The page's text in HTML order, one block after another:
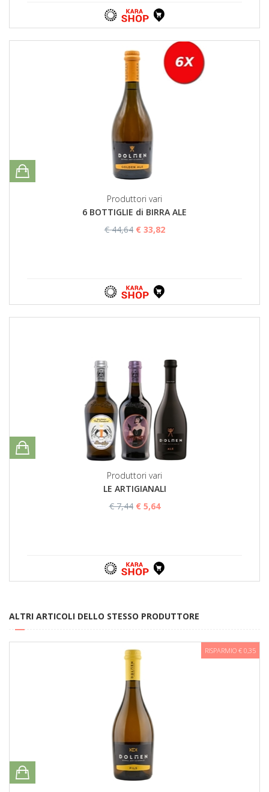
Produttori vari
6 BOTTIGLIE di BIRRA ALE
€ 44,64 € 33,82
Produttori vari
LE ARTIGIANALI
€ 7,44 € 5,64
ALTRI ARTICOLI DELLO STESSO PRODUTTORE
RISPARMIO € 0,35